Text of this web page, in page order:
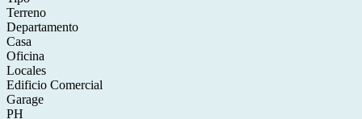
Terreno
Departamento
Casa
Oficina
Locales
Edificio Comercial
Garage
PH